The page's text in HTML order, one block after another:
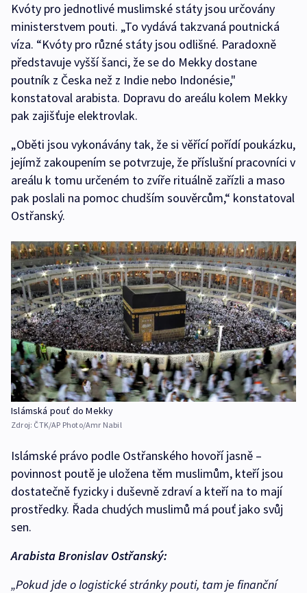
Kvóty pro jednotlivé muslimské státy jsou určovány
ministerstvem pouti. „To vydává takzvaná poutnická
víza. “Kvóty pro různé státy jsou odlišné. Paradoxně
představuje vyšší šanci, že se do Mekky dostane
poutník z Česka než z Indie nebo Indonésie,"
konstatoval arabista. Dopravu do areálu kolem Mekky
pak zajišťuje elektrovlak.
„Oběti jsou vykonávány tak, že si věřící pořídí poukázku,
jejímž zakoupením se potvrzuje, že příslušní pracovníci v
areálu k tomu určeném to zvíře rituálně zařízli a maso
pak poslali na pomoc chudším souvěrcům,“ konstatoval
Ostřanský.
Islámská pouť do Mekky
Zdroj: ČTK/AP Photo/Amr Nabil
Islámské právo podle Ostřanského hovoří jasně –
povinnost poutě je uložena těm muslimům, kteří jsou
dostatečně fyzicky i duševně zdraví a kteří na to mají
prostředky. Řada chudých muslimů má pouť jako svůj
sen.
Arabista Bronislav Ostřanský:
„Pokud jde o logistické stránky pouti, tam je finanční